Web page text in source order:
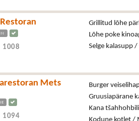
1008
Grillitud lõhe
Lõhe poke
Selge kalasupp
Mets
1094
Burger
Gruusiapärane
Kana